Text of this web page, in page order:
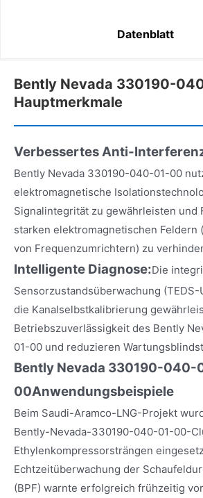
Datenblatt
Bently Nevada 330190-
Hauptmerkmale
Verbessertes Anti-
Bently Nevada 330190-040-01-00
elektromagnetische
Signalintegrität zu gewährleisten und
starken elektromagnetischen Feldern
von Frequenzumrichtern) zu
Intelligente Diagnose:Die
Sensorzustandsüberwachung
die Kanalselbstkalibrierung
Betriebszuverlässigkeit des Bently
01-00 und reduzieren
Bently Nevada 330190-040-
00Anwendungsbeispiele
Beim Saudi-Aramco-LNG-Projekt
Bently-Nevada-330190-040-01-00-
Ethylenkompressorsträngen
Echtzeitüberwachung der
(BPF) warnte erfolgreich frühzeitig vor